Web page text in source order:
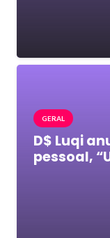
GERAL
D$ Luqi
pessoal,